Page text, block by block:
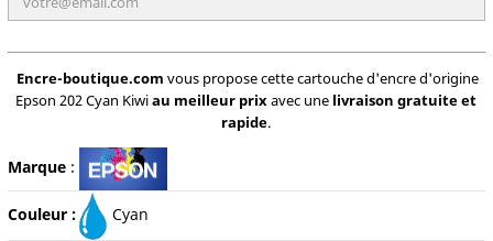
Encre-boutique.com vous propose cette cartouche d'encre d'origine
Epson 202 Cyan Kiwiau meilleur prixavec une livraison gratuite et
rapide.
Marque:
Couleur : Cyan